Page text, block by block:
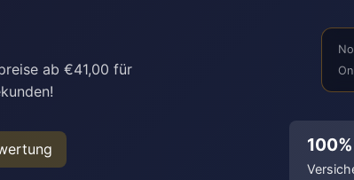
ab €41,00 für
100%